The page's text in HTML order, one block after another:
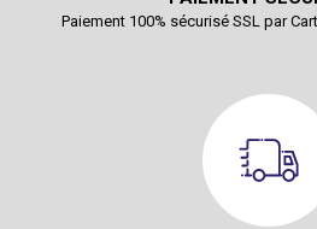
Paiement 100% sécurisé SSL par